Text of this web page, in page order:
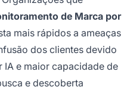
de Marca por
mais rápidos a ameaças
dos clientes devido
e maior capacidade de
e descoberta